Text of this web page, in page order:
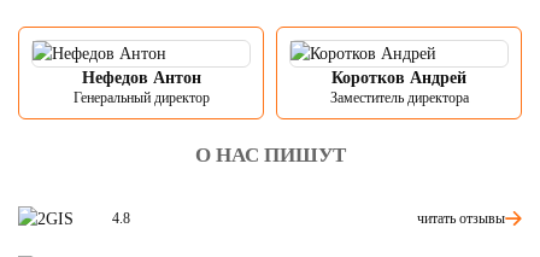
Нефедов Антон
Генеральный директор
Коротков Андрей
Заместитель директора
О НАС ПИШУТ
4.8 читать отзывы